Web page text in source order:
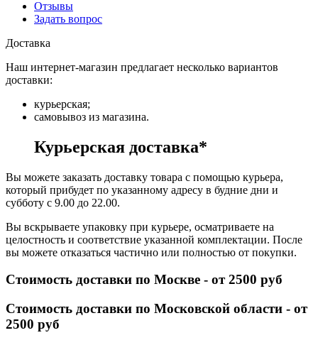
Отзывы
Задать вопрос
Доставка
Наш интернет-магазин предлагает несколько вариантов
доставки:
курьерская;
самовывоз из магазина.
Курьерская доставка*
Вы можете заказать доставку товара с помощью курьера,
который прибудет по указанному адресу в будние дни и
субботу с 9.00 до 22.00.
Вы вскрываете упаковку при курьере, осматриваете на
целостность и соответствие указанной комплектации. После
вы можете отказаться частично или полностью от покупки.
Стоимость доставки по Москве - от 2500 руб
Стоимость доставки по Московской области - от
2500 руб